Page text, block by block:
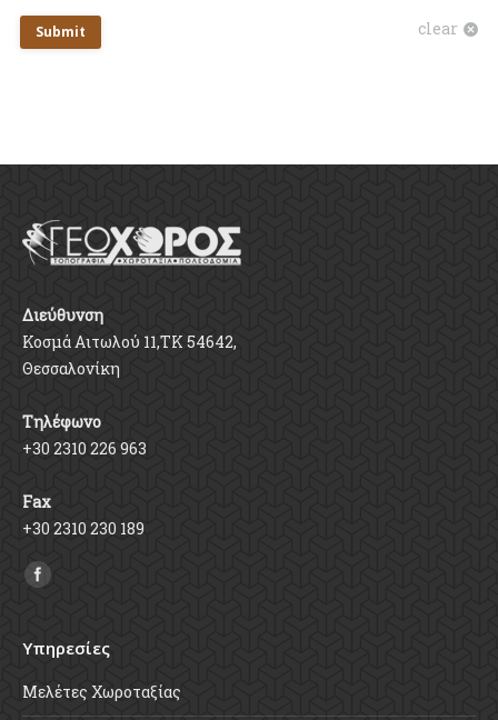
Submit clear
Διεύθυνση
Κοσμά Αιτωλού 11,ΤΚ 54642,
Θεσσαλονίκη
Τηλέφωνο
+30 2310 226 963
Fax
+30 2310 230 189
Find us on:
Υπηρεσίες
Μελέτες Χωροταξίας